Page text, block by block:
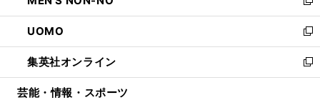
開
く
ウ
で
開
く
ン
ド
ウ
で
開
い
ウ
ィ
ン
ド
ウ
新
し
い
ウ
ィ
ン
UOMO
新
し
い
ウ
集英社オンライン
新
し
芸能・情報・スポーツ